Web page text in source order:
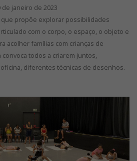
de janeiro de 2023
propõe explorar possibilidades
com o corpo, o espaço, o objeto e
acolher famílias com crianças de
todos a criarem juntos,
diferentes técnicas de desenhos.